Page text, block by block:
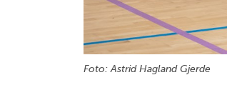
Foto: Astrid Hagland Gjerde